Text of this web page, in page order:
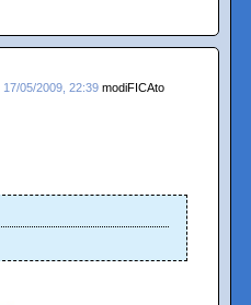
17/05/2009, 22:39 modiFICAto